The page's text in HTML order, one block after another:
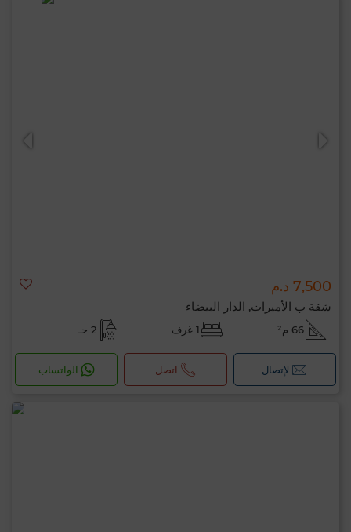
7,500 د.م
شقة ب الأميرات, الدار البيضاء
66 م² 1 غرف 2 حـ
لإتصال اتصل الواتساب